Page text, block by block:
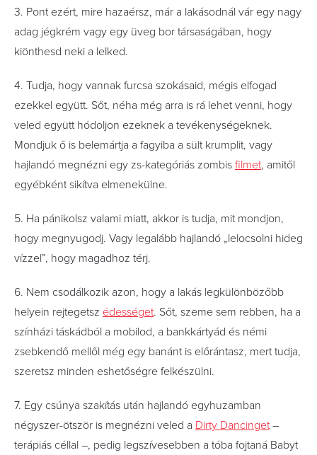
3. Pont ezért, mire hazaérsz, már a lakásodnál vár egy nagy
adag jégkrém vagy egy üveg bor társaságában, hogy
kiönthesd neki a lelked.
4. Tudja, hogy vannak furcsa szokásaid, mégis elfogad
ezekkel együtt. Sőt, néha még arra is rá lehet venni, hogy
veled együtt hódoljon ezeknek a tevékenységeknek.
Mondjuk ő is belemártja a fagyiba a sült krumplit, vagy
hajlandó megnézni egy zs-kategóriás zombis filmet, amitől
egyébként sikítva elmenekülne.
5. Ha pánikolsz valami miatt, akkor is tudja, mit mondjon,
hogy megnyugodj. Vagy legalább hajlandó „lelocsolni hideg
vízzel”, hogy magadhoz térj.
6. Nem csodálkozik azon, hogy a lakás legkülönbözőbb
helyein rejtegetsz édességet. Sőt, szeme sem rebben, ha a
színházi táskádból a mobilod, a bankkártyád és némi
zsebkendő mellől még egy banánt is előrántasz, mert tudja,
szeretsz minden eshetőségre felkészülni.
7. Egy csúnya szakítás után hajlandó egyhuzamban
négyszer-ötször is megnézni veled a Dirty Dancinget–
terápiás céllal –, pedig legszívesebben a tóba fojtaná Babyt